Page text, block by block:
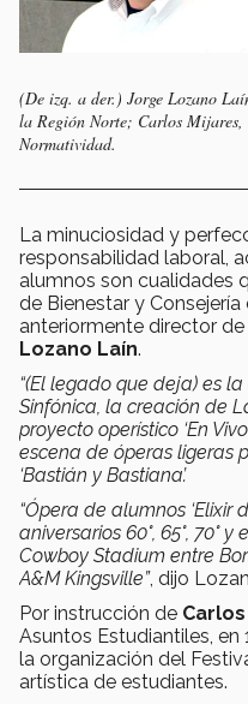
(De izq. a der.) Jorge Lozano
la Región Norte; Carlos Mijares,
Normatividad.
La minuciosidad y
responsabilidad laboral,
alumnos son cualidades
de Bienestar y
anteriormente director
Lozano Laín.
“(El legado que deja) es
Sinfónica, la creación de
proyecto operístico ‘En
escena de óperas ligeras
‘Bastián y Bastiana’.
“Ópera de alumnos ‘Elixir
aniversarios 60°, 65°, 70°
Cowboy Stadium entre
A&M Kingsville”, dijo
Por instrucción de
Asuntos Estudiantiles,
la organización del
artística de estudiantes.